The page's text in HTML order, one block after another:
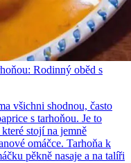
Rodinný oběd s
všichni shodnou, často
s tarhoňou. Je to
stojí na jemně
omáčce. Tarhoňa k
pěkně nasaje a na talíři